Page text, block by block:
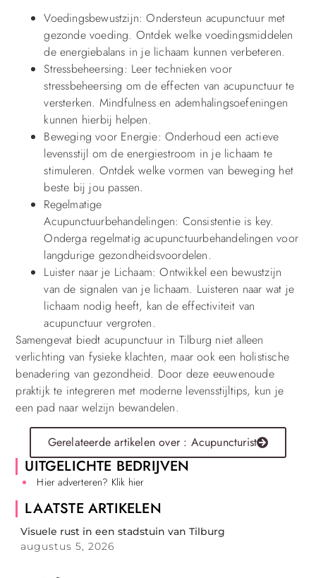
Voedingsbewustzijn: Ondersteun acupunctuur met
gezonde voeding. Ontdek welke voedingsmiddelen
de energiebalans in je lichaam kunnen verbeteren.
Stressbeheersing: Leer technieken voor
stressbeheersing om de effecten van acupunctuur te
versterken. Mindfulness en ademhalingsoefeningen
kunnen hierbij helpen.
Beweging voor Energie: Onderhoud een actieve
levensstijl om de energiestroom in je lichaam te
stimuleren. Ontdek welke vormen van beweging het
beste bij jou passen.
Regelmatige
Acupunctuurbehandelingen: Consistentie is key.
Onderga regelmatig acupunctuurbehandelingen voor
langdurige gezondheidsvoordelen.
Luister naar je Lichaam: Ontwikkel een bewustzijn
van de signalen van je lichaam. Luisteren naar wat je
lichaam nodig heeft, kan de effectiviteit van
acupunctuur vergroten.
Samengevat biedt acupunctuur in Tilburg niet alleen
verlichting van fysieke klachten, maar ook een holistische
benadering van gezondheid. Door deze eeuwenoude
praktijk te integreren met moderne levensstijltips, kun je
een pad naar welzijn bewandelen.
Gerelateerde artikelen over : Acupuncturist
UITGELICHTE BEDRIJVEN
Hier adverteren? Klik hier
LAATSTE ARTIKELEN
Visuele rust in een stadstuin van Tilburg
augustus 5, 2026